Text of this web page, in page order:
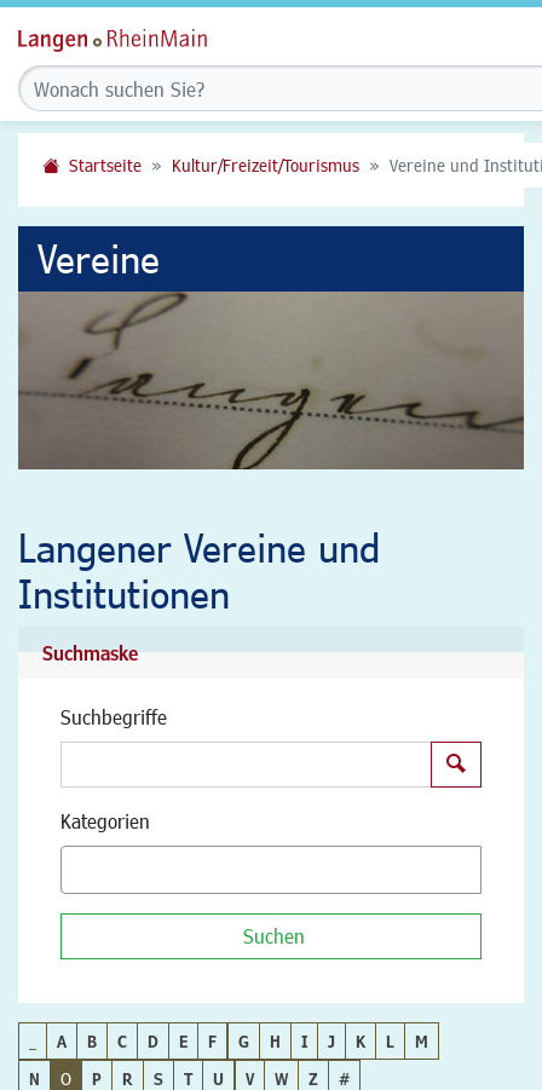
Startseite Kultur/Freizeit/Tourismus Vereine und
Vereine
Langener Vereine und
Institutionen
Suchmaske
Suchbegriffe
Kategorien
Suchen
A B C D E F G H I J K L
M
N
O P R S T U V W Z #